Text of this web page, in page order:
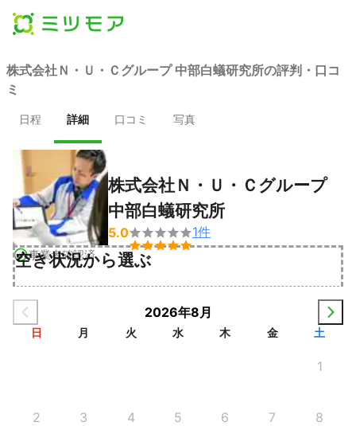
株式会社Ｎ・Ｕ・Ｃグループ 中部白蟻研究所の評判・口コ
ミ
日程 詳細 口コミ 写真
事業者確認済
株式会社Ｎ・Ｕ・Ｃグループ
中部白蟻研究所
5.0

1件
空き状況から選ぶ
2026年8月
日 月 火 水 木 金 土
1
2 3 4 5 6 7 8